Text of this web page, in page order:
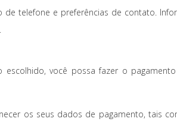
de telefone e preferências de contato.
você possa fazer o
os seus dados de pagamento, tais